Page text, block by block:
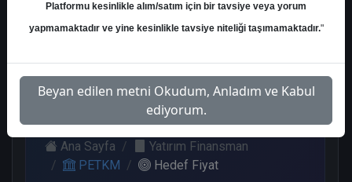
3 2
Get.
1
Get.
1 1
Pazartesi, 27 Ocak 2025
Ana Sayfa
Yatırım Finansman
PETKM
Hedef Fiyat
Platformu kesinlikle alım/satım için bir tavsiye veya yorum
yapmamaktadır ve yine kesinlikle tavsiye niteliği taşımamaktadır."
Beyan edilen metni Okudum, Anladım ve Kabul
ediyorum.